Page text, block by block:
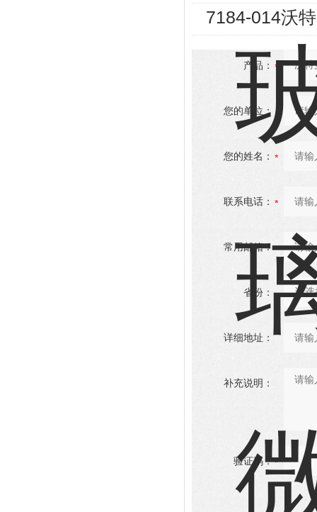
7184-014沃
产品：
您的单位：
您的姓名：
联系电话：
常用邮箱：
省份：
详细地址：
补充说明：
验证码：